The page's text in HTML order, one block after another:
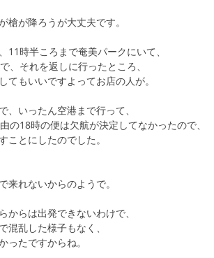
槍が降ろうが大丈夫です。
時半ころまで奄美パークにいて、
、それを返しに行ったところ、
もいいですよってお店の人が。
いったん空港まで行って、
の18時の便は欠航が決定してなかったので、
とにしたのでした。
来れないからのようで。
らは出発できないわけで、
混乱した様子もなく、
ったですからね。